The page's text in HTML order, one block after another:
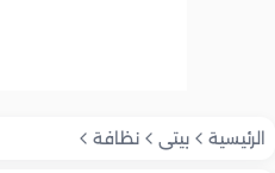
الرئيسية بيتى نظافة